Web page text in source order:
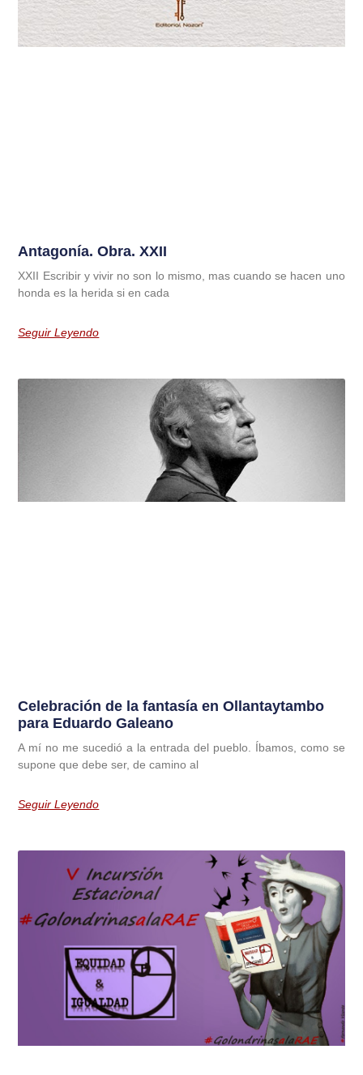
Antagonía. Obra. XXII
XXII Escribir y vivir no son lo mismo, mas cuando se hacen uno
honda es la herida si en cada
Seguir Leyendo
Celebración de la fantasía en Ollantaytambo
para Eduardo Galeano
A mí no me sucedió a la entrada del pueblo. Íbamos, como se
supone que debe ser, de camino al
Seguir Leyendo